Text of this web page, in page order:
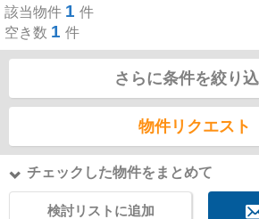
該当物件 1 件
空き数 1 件
さらに条件を絞り
物件リクエスト
チェックした物件をまとめて
検討リストに追加